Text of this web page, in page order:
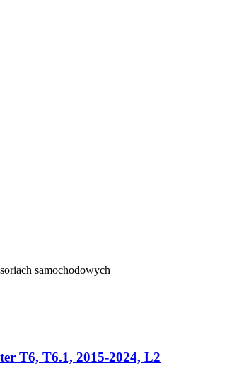
samochodowych
T6, T6.1, 2015-2024, L2